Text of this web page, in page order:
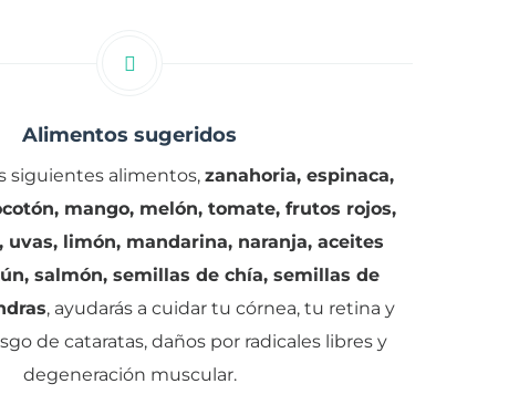
Alimentos sugeridos
siguientes alimentos,zanahoria, espinaca,
mango, melón, tomate, frutos rojos,
uvas, limón, mandarina, naranja, aceites
salmón, semillas de chía, semillas de
, ayudarás a cuidar tu córnea, tu retina y
de cataratas, daños por radicales libres y
degeneración muscular.